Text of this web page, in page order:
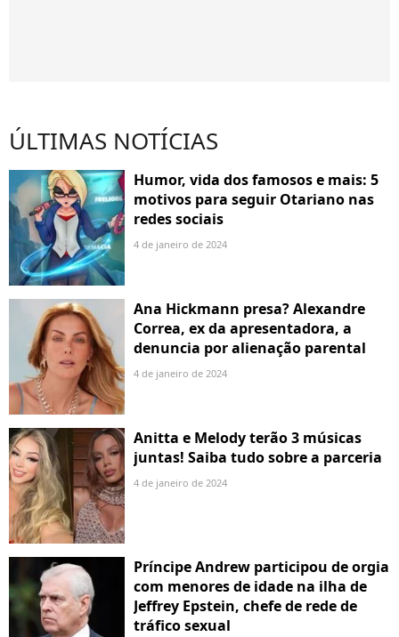
ÚLTIMAS NOTÍCIAS
Humor, vida dos famosos e mais: 5
motivos para seguir Otariano nas
redes sociais
4 de janeiro de 2024
Ana Hickmann presa? Alexandre
Correa, ex da apresentadora, a
denuncia por alienação parental
4 de janeiro de 2024
Anitta e Melody terão 3 músicas
juntas! Saiba tudo sobre a parceria
4 de janeiro de 2024
Príncipe Andrew participou de orgia
com menores de idade na ilha de
Jeffrey Epstein, chefe de rede de
tráfico sexual